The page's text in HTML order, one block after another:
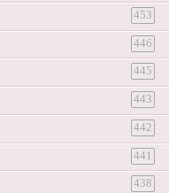
453
446
445
443
442
441
438